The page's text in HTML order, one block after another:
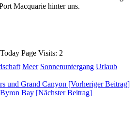
Macquarie hinter uns.
Page Visits: 2
Meer Sonnenuntergang Urlaub
und Grand Canyon [Vorheriger Beitrag]
Bay [Nächster Beitrag]